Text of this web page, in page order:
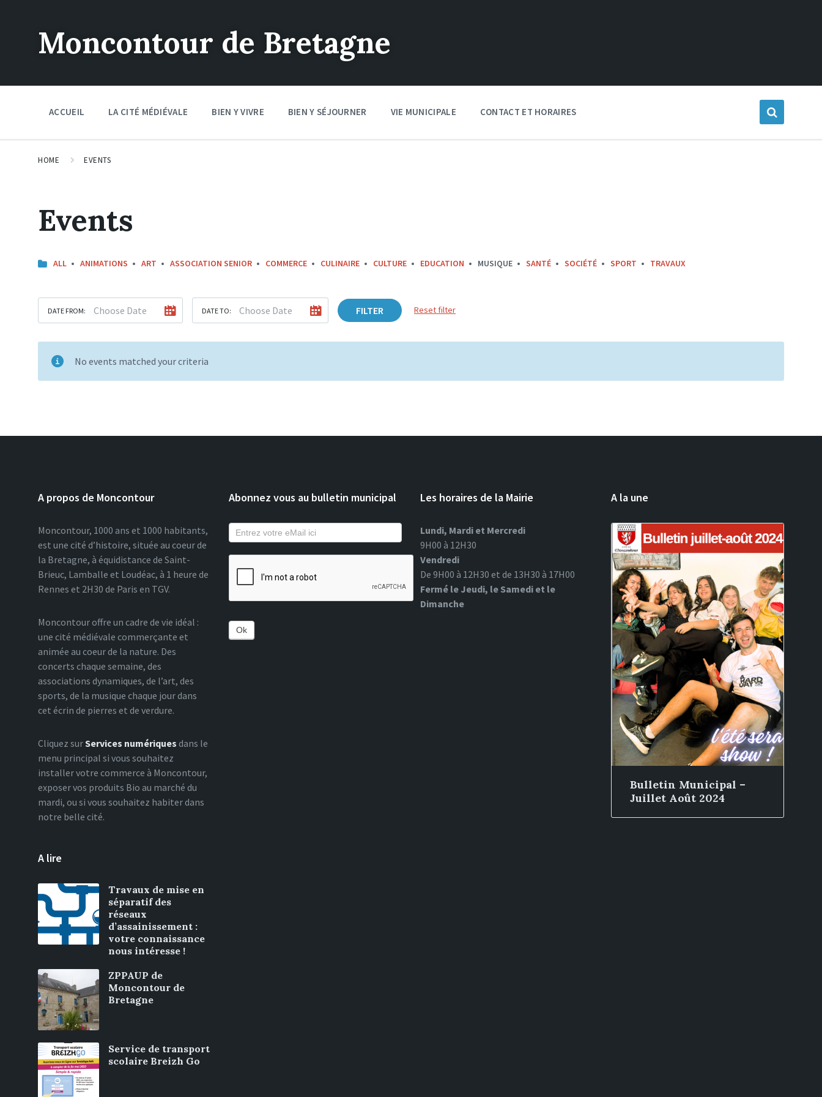
Moncontour de Bretagne
ACCUEIL LA CITÉ MÉDIÉVALE BIEN Y VIVRE BIEN Y SÉJOURNER VIE MUNICIPALE CONTACT ET HORAIRES
HOME EVENTS
Events
CATEGORIES:
ALL ANIMATIONS ART ASSOCIATION SENIOR COMMERCE CULINAIRE CULTURE EDUCATION MUSIQUE SANTÉ SOCIÉTÉ SPORT TRAVAUX
DATE FROM: DATE TO: FILTER Reset filter
No events matched your criteria
A propos de Moncontour
Moncontour, 1000 ans et 1000 habitants,
est une cité d’histoire, située au coeur de
la Bretagne, à équidistance de Saint-
Brieuc, Lamballe et Loudéac, à 1 heure de
Rennes et 2H30 de Paris en TGV.
Moncontour offre un cadre de vie idéal :
une cité médiévale commerçante et
animée au coeur de la nature. Des
concerts chaque semaine, des
associations dynamiques, de l’art, des
sports, de la musique chaque jour dans
cet écrin de pierres et de verdure.
Cliquez surServices numériques dans le
menu principal si vous souhaitez
installer votre commerce à Moncontour,
exposer vos produits Bio au marché du
mardi, ou si vous souhaitez habiter dans
notre belle cité.
Abonnez vous au bulletin municipal
Ok
Les horaires de la Mairie
Lundi, Mardi et Mercredi
9H00 à 12H30
Vendredi
De 9H00 à 12H30 et de 13H30 à 17H00
Fermé le Jeudi, le Samedi et le
Dimanche
A la une
Bulletin Municipal –
Juillet Août 2024
A lire
Travaux de mise en
séparatif des
réseaux
d’assainissement :
votre connaissance
nous intéresse !
ZPPAUP de
Moncontour de
Bretagne
Service de transport
scolaire Breizh Go